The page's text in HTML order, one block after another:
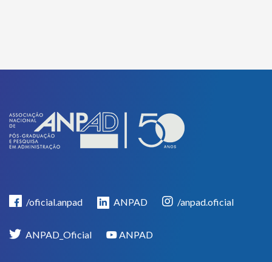
/oficial.anpad ANPAD /anpad.oficial
ANPAD_Oficial ANPAD